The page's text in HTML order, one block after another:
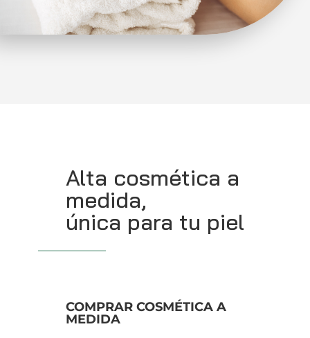
Alta cosmética a
medida,
única para tu piel
COMPRAR COSMÉTICA A
MEDIDA